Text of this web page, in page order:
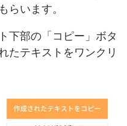
らいます。
下部の「コピー」ボタ
たテキストをワンクリ